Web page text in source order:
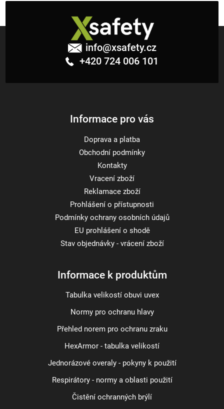
info@xsafety.cz
+420 724 006 101
Informace pro vás
Doprava a platba
Obchodní podmínky
Kontakty
Vracení zboží
Reklamace zboží
Prohlášení o přístupnosti
Podmínky ochrany osobních údajů
EU prohlášení o shodě
Stav objednávky - vrácení zboží
Informace k produktům
Tabulka velikostí obuvi uvex
Normy pro ochranu hlavy
Přehled norem pro ochranu zraku
HexArmor - tabulka velikostí
Jednorázové overaly - pokyny k použití
Respirátory - normy a oblasti použití
Čistění ochranných brýlí